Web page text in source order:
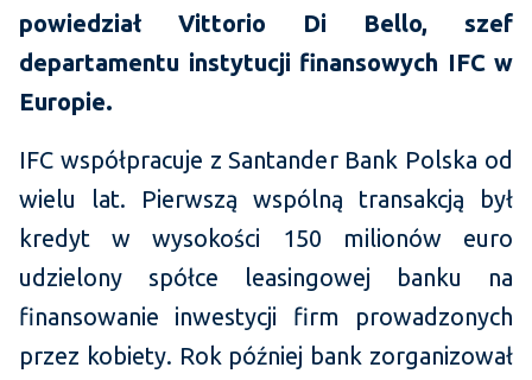
powiedział Vittorio Di Bello, szef
departamentu instytucji finansowych IFC w
Europie.
IFC współpracuje z Santander Bank Polska od
wielu lat. Pierwszą wspólną transakcją był
kredyt w wysokości 150 milionów euro
udzielony spółce leasingowej banku na
finansowanie inwestycji firm prowadzonych
przez kobiety. Rok później bank zorganizował